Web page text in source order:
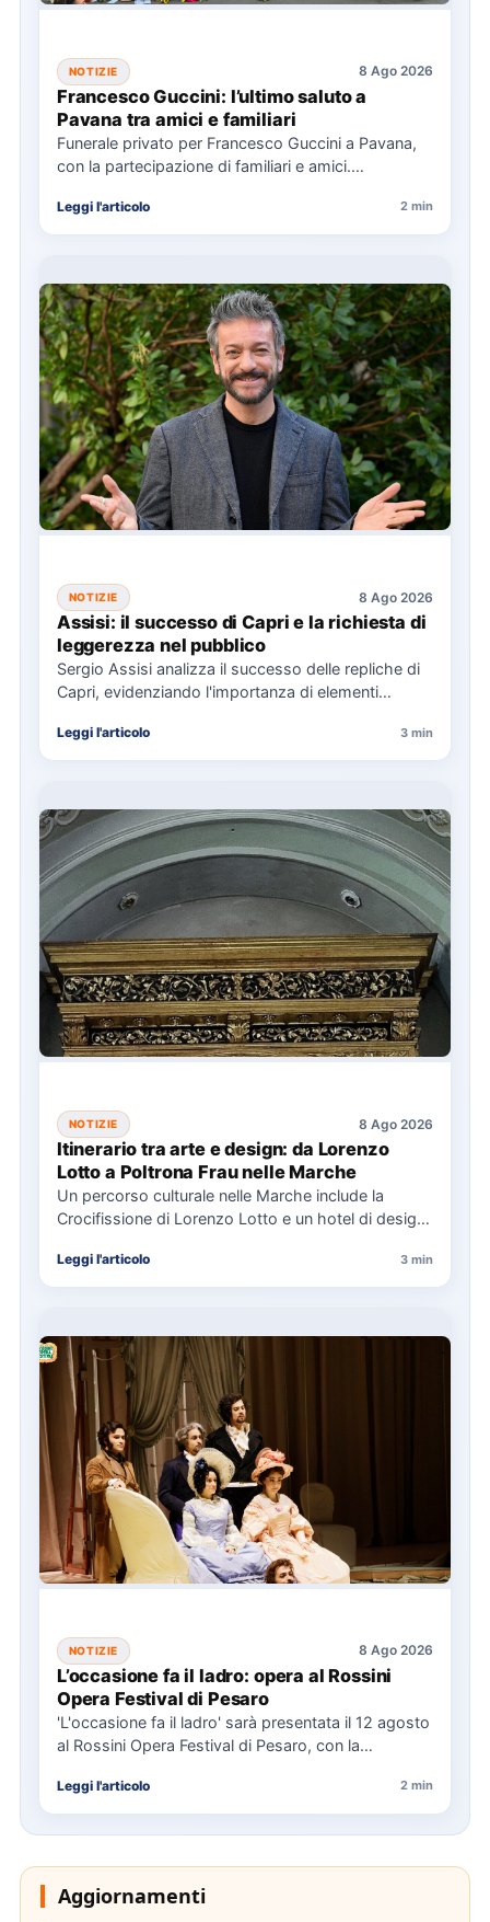
NOTIZIE 8 Ago 2026
Francesco Guccini: l’ultimo saluto a
Pavana tra amici e familiari
Funerale privato per Francesco Guccini a Pavana,
con la partecipazione di familiari e amici.
Leggi l'articolo 2 min
NOTIZIE 8 Ago 2026
Assisi: il successo di Capri e la richiesta di
leggerezza nel pubblico
Sergio Assisi analizza il successo delle repliche di
Capri, evidenziando l'importanza di elementi
Leggi l'articolo 3 min
NOTIZIE 8 Ago 2026
Itinerario tra arte e design: da Lorenzo
Lotto a Poltrona Frau nelle Marche
Un percorso culturale nelle Marche include la
Crocifissione di Lorenzo Lotto e un hotel di design,
Leggi l'articolo 3 min
NOTIZIE 8 Ago 2026
L’occasione fa il ladro: opera al Rossini
Opera Festival di Pesaro
'L'occasione fa il ladro' sarà presentata il 12 agosto
al Rossini Opera Festival di Pesaro, con la
Leggi l'articolo 2 min
Aggiornamenti